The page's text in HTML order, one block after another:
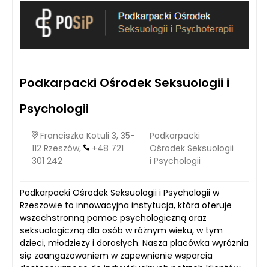
Podkarpacki Ośrodek Seksuologii i
Psychologii
Franciszka Kotuli 3, 35-
112 Rzeszów,
+48 721
301 242
Podkarpacki
Ośrodek Seksuologii
i Psychologii
Podkarpacki Ośrodek Seksuologii i Psychologii w
Rzeszowie to innowacyjna instytucja, która oferuje
wszechstronną pomoc psychologiczną oraz
seksuologiczną dla osób w różnym wieku, w tym
dzieci, młodzieży i dorosłych. Nasza placówka wyróżnia
się zaangażowaniem w zapewnienie wsparcia